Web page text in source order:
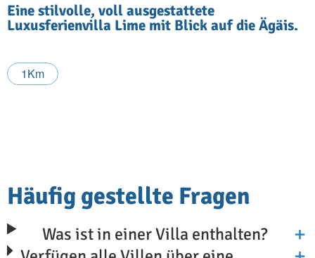
Eine stilvolle, voll ausgestattete
Luxusferienvilla Lime mit Blick auf die Ägäis.
1Km
Häufig gestellte Fragen
Was ist in einer Villa enthalten?